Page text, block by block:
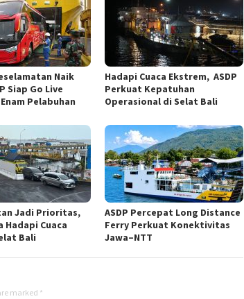
Naik
Siap Go Live
Pelabuhan
Hadapi Cuaca Ekstrem, ASDP
Perkuat Kepatuhan
Operasional di Selat Bali
Jadi Prioritas,
Hadapi Cuaca
Bali
ASDP Percepat Long Distance
Ferry Perkuat Konektivitas
Jawa–NTT
marked *